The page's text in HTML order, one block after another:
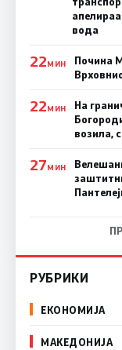
вода
22МИН
Почина
22МИН
На
возила,
27МИН
РУБРИКИ
ЕКОНОМИЈА
МАКЕДОНИЈА